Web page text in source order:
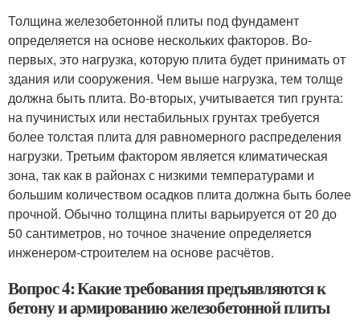
Толщина железобетонной плиты под фундамент
определяется на основе нескольких факторов. Во-
первых, это нагрузка, которую плита будет принимать от
здания или сооружения. Чем выше нагрузка, тем толще
должна быть плита. Во-вторых, учитывается тип грунта:
на пучинистых или нестабильных грунтах требуется
более толстая плита для равномерного распределения
нагрузки. Третьим фактором является климатическая
зона, так как в районах с низкими температурами и
большим количеством осадков плита должна быть более
прочной. Обычно толщина плиты варьируется от 20 до
50 сантиметров, но точное значение определяется
инженером-строителем на основе расчётов.
Вопрос 4: Какие требования предъявляются к
бетону и армированию железобетонной плиты